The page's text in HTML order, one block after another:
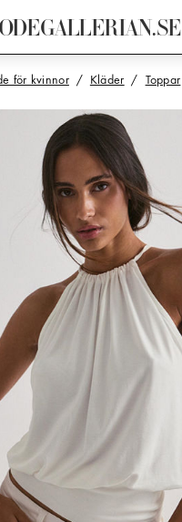
DEGALLERIAN.SE
för kvinnor Kläder Toppar